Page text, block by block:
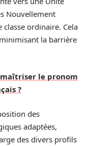
Nouvellement
classe ordinaire. Cela
la barrière
le pronom
?
des
adaptées,
des divers profils